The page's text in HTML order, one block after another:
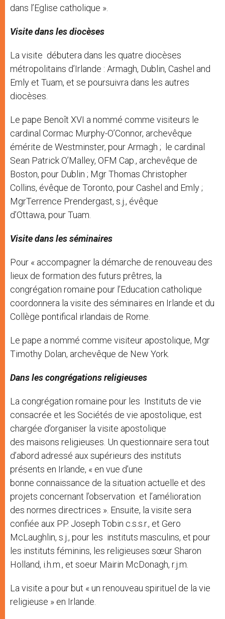
dans l’Eglise catholique ».
Visite dans les diocèses
La visite débutera dans les quatre diocèses
métropolitains d’Irlande : Armagh, Dublin, Cashel and
Emly et Tuam, et se poursuivra dans les autres
diocèses.
Le pape Benoît XVI a nommé comme visiteurs le
cardinal Cormac Murphy-O’Connor, archevêque
émérite de Westminster, pour Armagh ; le cardinal
Sean Patrick O’Malley, OFM Cap., archevêque de
Boston, pour Dublin ; Mgr Thomas Christopher
Collins, évêque de Toronto, pour Cashel and Emly ;
MgrTerrence Prendergast, s.j., évêque
d’Ottawa, pour Tuam.
Visite dans les séminaires
Pour « accompagner la démarche de renouveau des
lieux de formation des futurs prêtres, la
congrégation romaine pour l’Education catholique
coordonnera la visite des séminaires en Irlande et du
Collège pontifical irlandais de Rome.
Le pape a nommé comme visiteur apostolique, Mgr
Timothy Dolan, archevêque de New York.
Dans les congrégations religieuses
La congrégation romaine pour les Instituts de vie
consacrée et les Sociétés de vie apostolique, est
chargée d’organiser la visite apostolique
des maisons religieuses. Un questionnaire sera tout
d’abord adressé aux supérieurs des instituts
présents en Irlande, « en vue d’une
bonne connaissance de la situation actuelle et des
projets concernant l’observation et l’amélioration
des normes directrices ». Ensuite, la visite sera
confiée aux PP. Joseph Tobin c.s.s.r., et Gero
McLaughlin, s.j., pour les instituts masculins, et pour
les instituts féminins, les religieuses sœur Sharon
Holland, i.h.m., et soeur Mairin McDonagh, r.j.m.
La visite a pour but « un renouveau spirituel de la vie
religieuse » en Irlande.